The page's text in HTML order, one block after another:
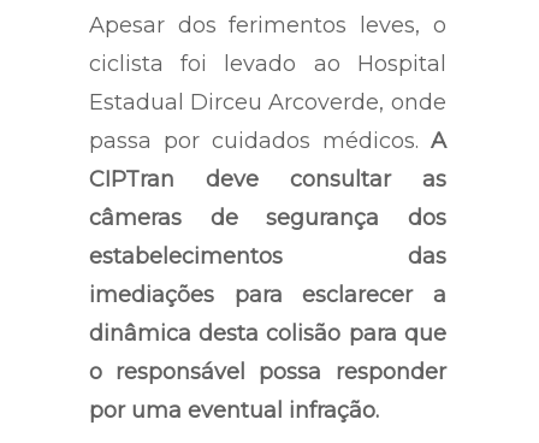
Apesar dos ferimentos leves, o
ciclista foi levado ao Hospital
Estadual Dirceu Arcoverde, onde
passa por cuidados médicos. A
CIPTran deve consultar as
câmeras de segurança dos
estabelecimentos das
imediações para esclarecer a
dinâmica desta colisão para que
o responsável possa responder
por uma eventual infração.